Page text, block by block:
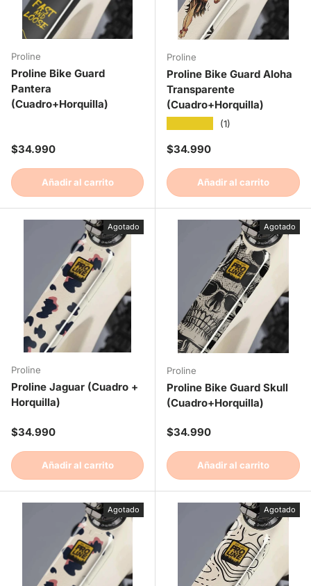
Proline
Proline Bike Guard
Pantera
(Cuadro+Horquilla)
Precio normal
$34.990
Añadir al carrito
Proline
Proline Bike Guard Aloha
Transparente
(Cuadro+Horquilla)
(1)
Precio normal
$34.990
Añadir al carrito
Agotado
Proline
Proline Jaguar (Cuadro +
Horquilla)
Precio normal
$34.990
Añadir al carrito
Agotado
Proline
Proline Bike Guard Skull
(Cuadro+Horquilla)
Precio normal
$34.990
Añadir al carrito
Agotado Agotado